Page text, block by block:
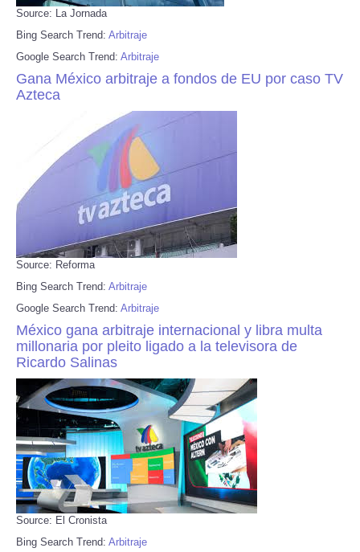
Source: La Jornada
Bing Search Trend: Arbitraje
Google Search Trend: Arbitraje
Gana México arbitraje a fondos de EU por caso TV
Azteca
Source: Reforma
Bing Search Trend: Arbitraje
Google Search Trend: Arbitraje
México gana arbitraje internacional y libra multa
millonaria por pleito ligado a la televisora de
Ricardo Salinas
Source: El Cronista
Bing Search Trend: Arbitraje